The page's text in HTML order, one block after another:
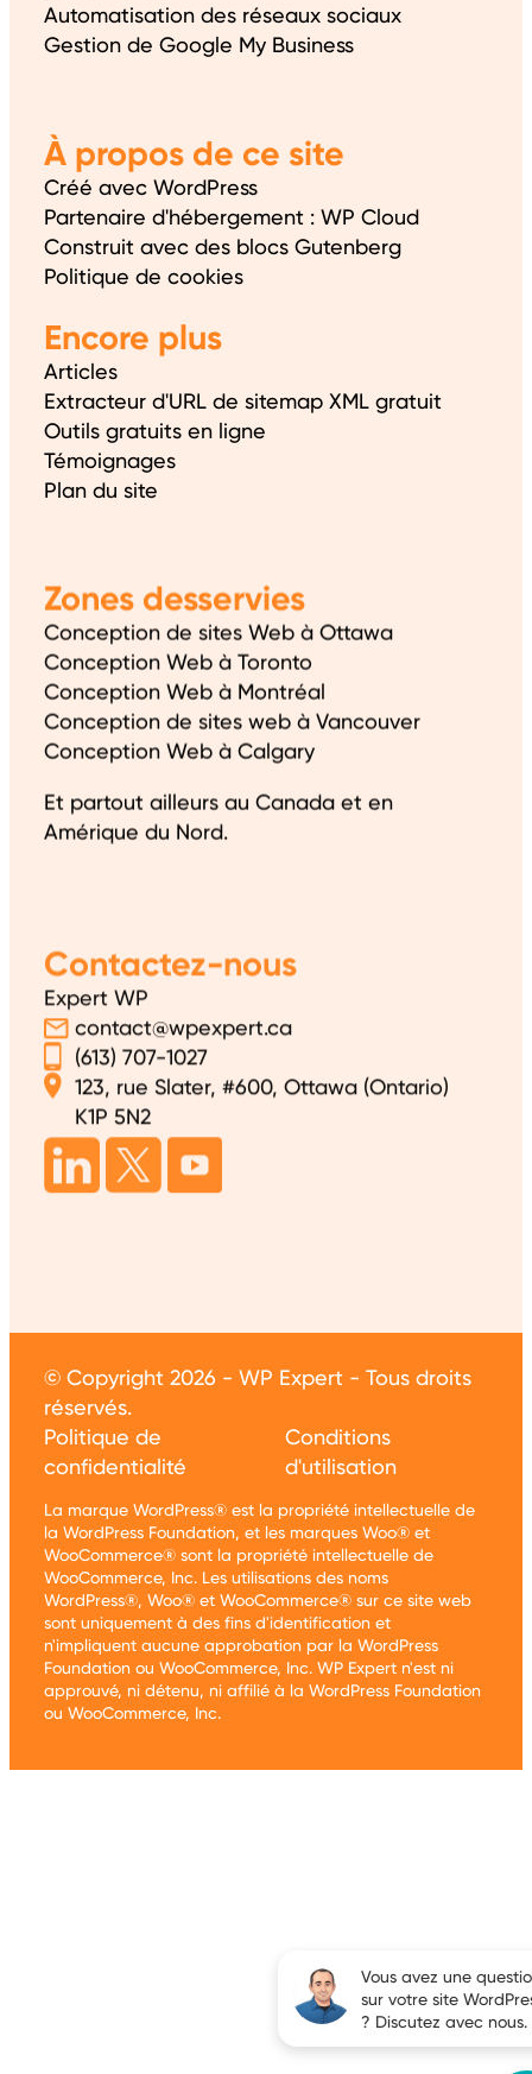
Automatisation des réseaux sociaux
Gestion de Google My Business
À propos de ce site
Créé avec WordPress
Partenaire d'hébergement : WP Cloud
Construit avec des blocs Gutenberg
Politique de cookies
Encore plus
Articles
Extracteur d'URL de sitemap XML gratuit
Outils gratuits en ligne
Témoignages
Plan du site
Zones desservies
Conception de sites Web à Ottawa
Conception Web à Toronto
Conception Web à Montréal
Conception de sites web à Vancouver
Conception Web à Calgary
Et partout ailleurs au Canada et en
Amérique du Nord.
Contactez-nous
Expert WP
contact@wpexpert.ca
(613) 707-1027
123, rue Slater, #600, Ottawa (Ontario)
K1P 5N2
© Copyright 2026 - WP Expert - Tous droits
réservés.
Politique de
confidentialité
Conditions
d'utilisation
La marque WordPress® est la propriété intellectuelle de
la WordPress Foundation, et les marques Woo® et
WooCommerce® sont la propriété intellectuelle de
WooCommerce, Inc. Les utilisations des noms
WordPress®, Woo® et WooCommerce® sur ce site web
sont uniquement à des fins d'identification et
n'impliquent aucune approbation par la WordPress
Foundation ou WooCommerce, Inc. WP Expert n'est ni
approuvé, ni détenu, ni affilié à la WordPress Foundation
ou WooCommerce, Inc.
Vous avez une
sur votre site
? Discutez avec nous.